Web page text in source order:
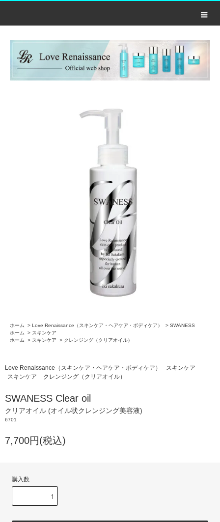
ホーム > Love Renaissance（スキンケア・ヘアケア・ボディケア） > SWANESS
ホーム
> スキンケア
ホーム
> スキンケア > クレンジング（クリアオイル）
Love Renaissance（スキンケア・ヘアケア・ボディケア）
スキンケア
スキンケア
クレンジング（クリアオイル）
SWANESS Clear oil
クリアオイル (オイル状クレンジング美容液)
6701
7,700円(税込)
購入数